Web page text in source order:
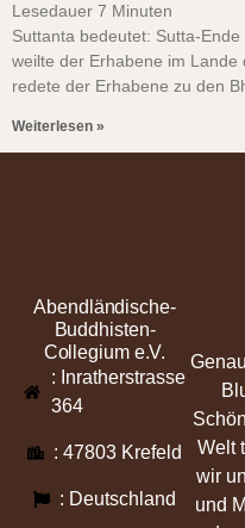
Lesedauer 7 Minuten
Suttanta bedeutet: Sutta-
weilte der Erhabene im
redete der Erhabene zu den
Weiterlesen »
Abendländische-
Buddhisten-
Collegium e.V.
: Inratherstrasse
364
: 47803 Krefeld
: Deutschland
Welt
wir
und